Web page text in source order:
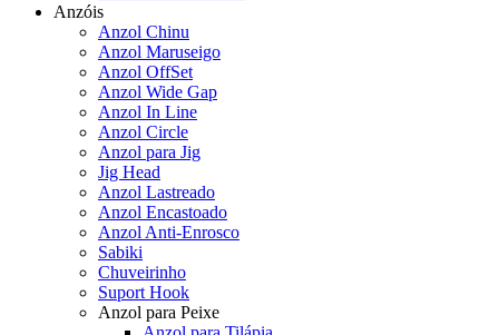
Anzóis
Anzol Chinu
Anzol Maruseigo
Anzol OffSet
Anzol Wide Gap
Anzol In Line
Anzol Circle
Anzol para Jig
Jig Head
Anzol Lastreado
Anzol Encastoado
Anzol Anti-Enrosco
Sabiki
Chuveirinho
Suport Hook
Anzol para Peixe